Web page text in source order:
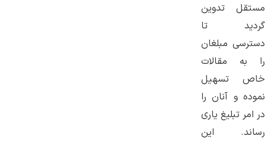
مستقل تدوین
گردید تا
دسترسی مبلغان
را به مقالات
خاص تسهیل
نموده و آنان را
در امر تبلیغ یاری
رساند. این